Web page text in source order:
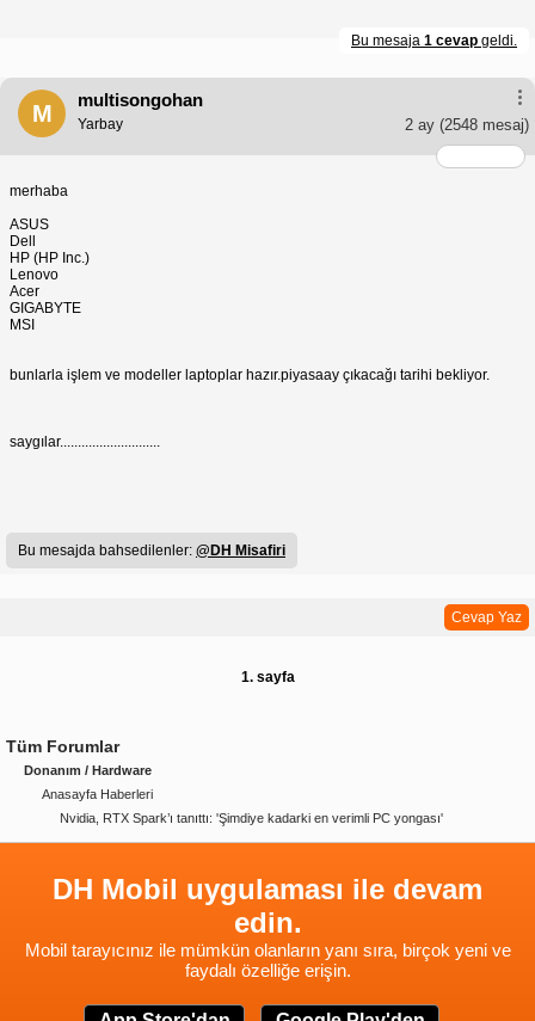
Bu mesaja 1 cevap geldi.
M
multisongohan
2 ay (2548 mesaj)
Yarbay
merhaba
ASUS
Dell
HP (HP Inc.)
Lenovo
Acer
GIGABYTE
MSI
bunlarla işlem ve modeller laptoplar hazır.piyasaay çıkacağı tarihi bekliyor.
saygılar............................
Bu mesajda bahsedilenler: @DH Misafiri
Cevap Yaz
1. sayfa
Tüm Forumlar
Donanım / Hardware
Anasayfa Haberleri
Nvidia, RTX Spark’ı tanıttı: 'Şimdiye kadarki en verimli PC yongası'
DH Mobil uygulaması ile devam
edin.
Mobil tarayıcınız ile mümkün olanların yanı sıra, birçok yeni ve
faydalı özelliğe erişin.